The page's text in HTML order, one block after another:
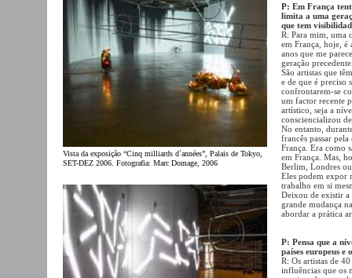
Vista da exposição “Cinq milliards d`années”, Palais de Tokyo,
SET-DEZ 2006. Fotografia: Marc Domage, 2006
P: Em França
limita a uma
que tem
R: Para mim, uma
em França, hoje, é
anos que me
geração
São artistas que
e de que é preciso
confrontarem-se
um factor recente
artístico, seja a
consciencializou
No entanto,
francês passar
França. Era como
em França. Mas,
Berlim, Londres
Eles podem expor
trabalho em si
Deixou de existir
grande mudança
abordar a prática
P: Pensa que a
países europeus e
R: Os artistas de
influências que os